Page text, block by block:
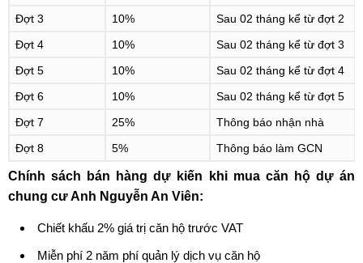
Đợt 3
10%
Sau 02 tháng kể từ đợt 2
Đợt 4
10%
Sau 02 tháng kể từ đợt 3
Đợt 5
10%
Sau 02 tháng kể từ đợt 4
Đợt 6
10%
Sau 02 tháng kể từ đợt 5
Đợt 7
25%
Thông báo nhận nhà
Đợt 8
5% Thông báo làm GCN
Chính sách bán hàng dự kiến khi mua căn hộ dự án
chung cư Anh Nguyễn An Viên:
Chiết khấu 2% giá trị căn hộ trước VAT
Miễn phí 2 năm phí quản lý dịch vụ căn hộ